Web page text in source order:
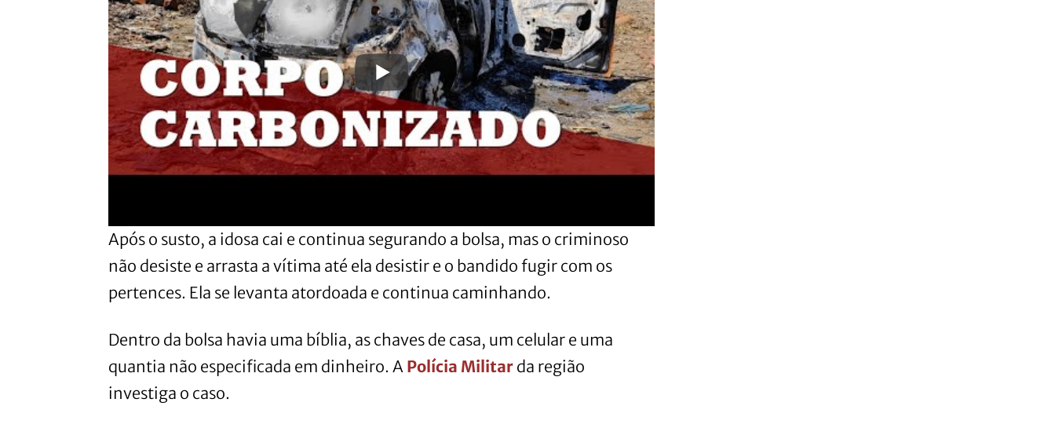
Após o susto, a idosa cai e continua segurando a bolsa, mas o criminoso
não desiste e arrasta a vítima até ela desistir e o bandido fugir com os
pertences. Ela se levanta atordoada e continua caminhando.
Dentro da bolsa havia uma bíblia, as chaves de casa, um celular e uma
quantia não especificada em dinheiro. A Polícia Militar da região
investiga o caso.